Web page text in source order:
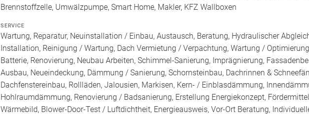
Brennstoffzelle, Umwälzpumpe, Smart Home, Makler, KFZ Wallboxen
SERVICE
Wartung, Reparatur, Neuinstallation / Einbau, Austausch, Beratung, Hydraulischer
Installation, Reinigung / Wartung, Dach Vermietung / Verpachtung, Wartung /
Batterie, Renovierung, Neubau Arbeiten, Schimmel-Sanierung, Imprägnierung,
Ausbau, Neueindeckung, Dämmung / Sanierung, Schornsteinbau, Dachrinnen &
Dachfenstereinbau, Rollläden, Jalousien, Markisen, Kern- / Einblasdämmung,
Hohlraumdämmung, Renovierung / Badsanierung, Erstellung Energiekonzept,
Wärmebild, Blower-Door-Test / Luftdichtheit, Energieausweis, Vor-Ort Beratung,